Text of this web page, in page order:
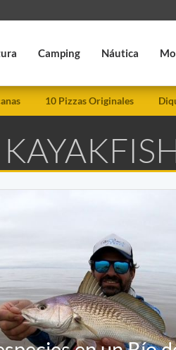
Camping Náutica
10 Pizzas Originales